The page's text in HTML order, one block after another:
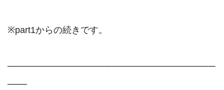
※part1からの続きです。
────────────────────────────────
───